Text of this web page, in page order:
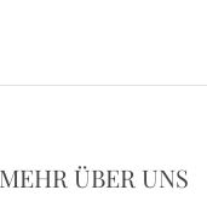
MEHR ÜBER UNS